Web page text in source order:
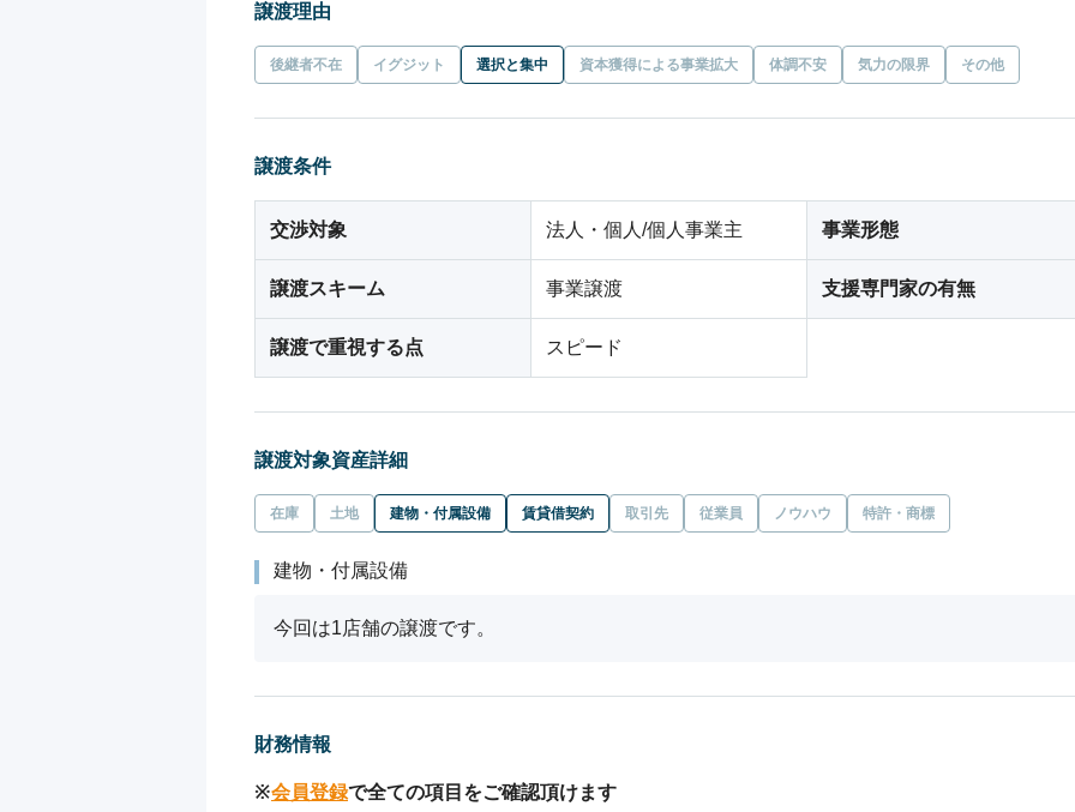
譲渡理由
後継者不在 イグジット 選択と集中 資本獲得による事業拡大 体調不安 気力の限界 その他
譲渡条件
交渉対象 法人・個人/個人事業主 事業形態
譲渡スキーム 事業譲渡 支援専門家の有無
譲渡で重視する点 スピード
譲渡対象資産詳細
在庫 土地 建物・付属設備 賃貸借契約 取引先 従業員 ノウハウ 特許・商標
建物・付属設備
今回は1店舗の譲渡です。
財務情報
※会員登録で全ての項目をご確認頂けます